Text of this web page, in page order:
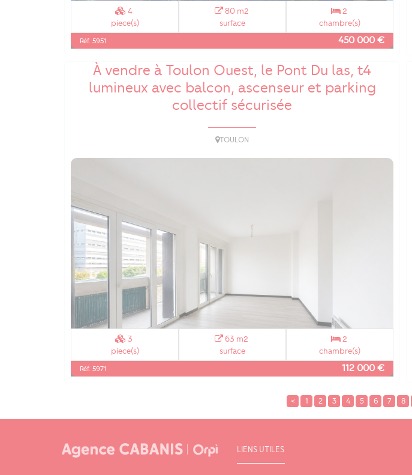
4
piece(s)
80 m2
surface
2
chambre(s)
Réf. 5951 450 000 €
À vendre à Toulon Ouest, le Pont Du las, t4
lumineux avec balcon, ascenseur et parking
collectif sécurisée
TOULON
3
piece(s)
63 m2
surface
2
chambre(s)
Réf. 5971 112 000 €
< 1 2 3 4 5 6 7 8
LIENS UTILES